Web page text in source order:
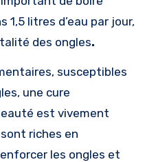
1,5 litres d’eau par jour,
des ongles.
susceptibles
une cure
est vivement
riches en
les ongles et